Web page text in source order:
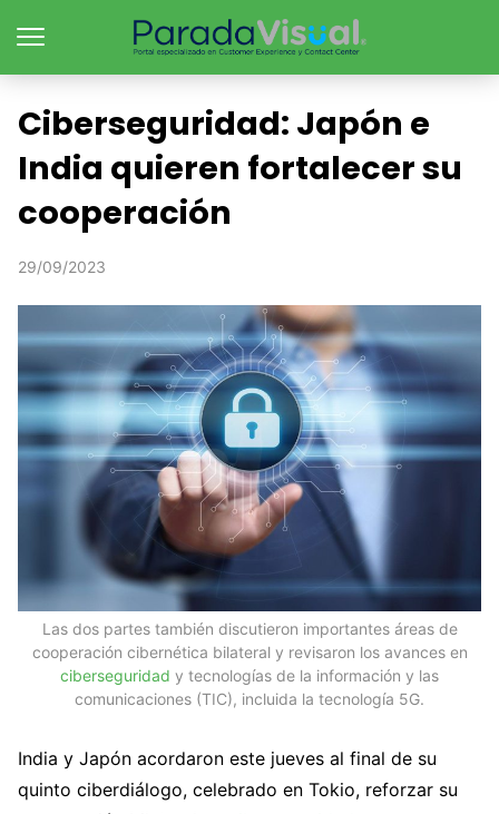
Ciberseguridad: Japón e
India quieren fortalecer su
cooperación
29/09/2023
Las dos partes también discutieron importantes áreas de
cooperación cibernética bilateral y revisaron los avances en
ciberseguridad y tecnologías de la información y las
comunicaciones (TIC), incluida la tecnología 5G.
India y Japón acordaron este jueves al final de su
quinto ciberdiálogo, celebrado en Tokio, reforzar su